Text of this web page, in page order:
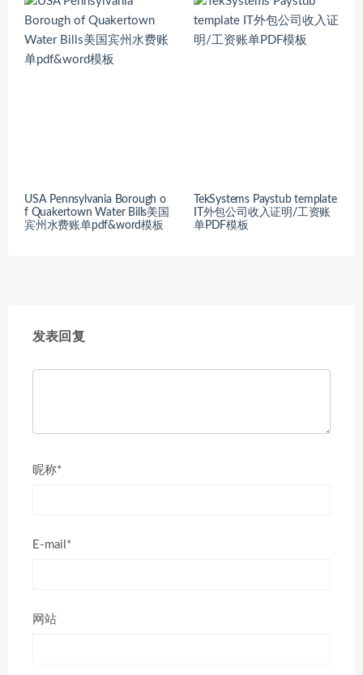
USA Pennsylvania Borough o
f Quakertown Water Bills美国
宾州水费账单pdf&word模板
TekSystems Paystub template
IT外包公司收入证明/工资账
单PDF模板
发表回复
昵称*
E-mail*
网站